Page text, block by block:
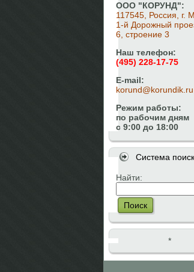
ООО "КОРУНД":
117545, Россия, г.
1-й Дорожный
6, строение 3
Наш телефон:
(495) 228-17-75
E-mail:
korund@korundik.ru
Режим работы:
по рабочим дням
с 9:00 до 18:00
Система
Найти:
Поиск
*